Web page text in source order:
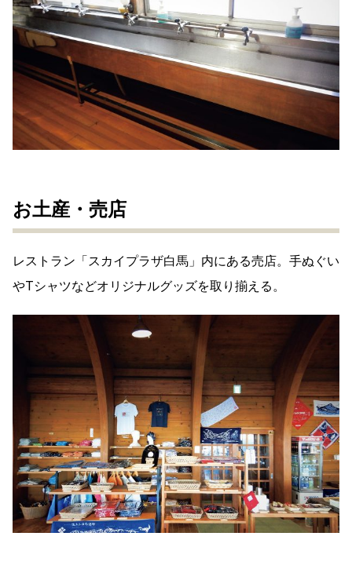
お土産・売店
レストラン「スカイプラザ白馬」内にある売店。手ぬぐい
やTシャツなどオリジナルグッズを取り揃える。